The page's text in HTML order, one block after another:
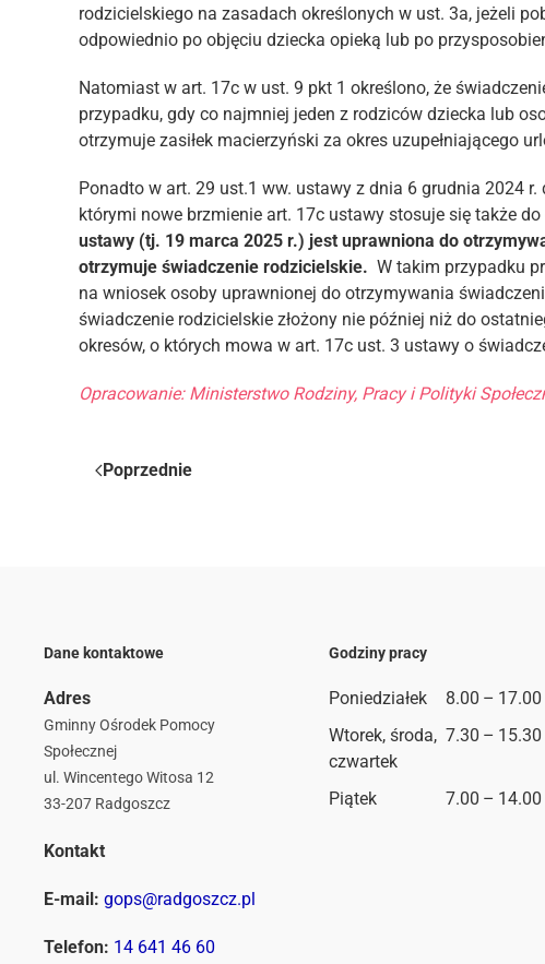
rodzicielskiego na zasadach określonych w ust. 3a, jeżeli
odpowiednio po objęciu dziecka opieką lub po
Natomiast w art. 17c w ust. 9 pkt 1 określono, że
przypadku, gdy co najmniej jeden z rodziców dziecka lub
otrzymuje zasiłek macierzyński za okres uzupełniającego
Ponadto w art. 29 ust.1 ww. ustawy z dnia 6 grudnia 2024
którymi nowe brzmienie art. 17c ustawy stosuje się także do
ustawy (tj. 19 marca 2025 r.) jest uprawniona do
otrzymuje świadczenie rodzicielskie. W takim przypadku
na wniosek osoby uprawnionej do otrzymywania
świadczenie rodzicielskie złożony nie później niż do
okresów, o których mowa w art. 17c ust. 3 ustawy o
Opracowanie: Ministerstwo Rodziny, Pracy i Polityki
Poprzednie
Dane kontaktowe
Adres
Gminny Ośrodek Pomocy
Społecznej
ul. Wincentego Witosa 12
33-207 Radgoszcz
Kontakt
E-mail: gops@radgoszcz.pl
Telefon: 14 641 46 60
Godziny pracy
Poniedziałek
8.00 – 17.00
Wtorek, środa,
czwartek
7.30 – 15.30
Piątek 7.00 – 14.00